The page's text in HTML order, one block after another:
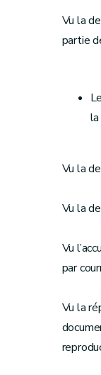
Vu la
partie
Vu la
Vu la
Vu
par
Vu la